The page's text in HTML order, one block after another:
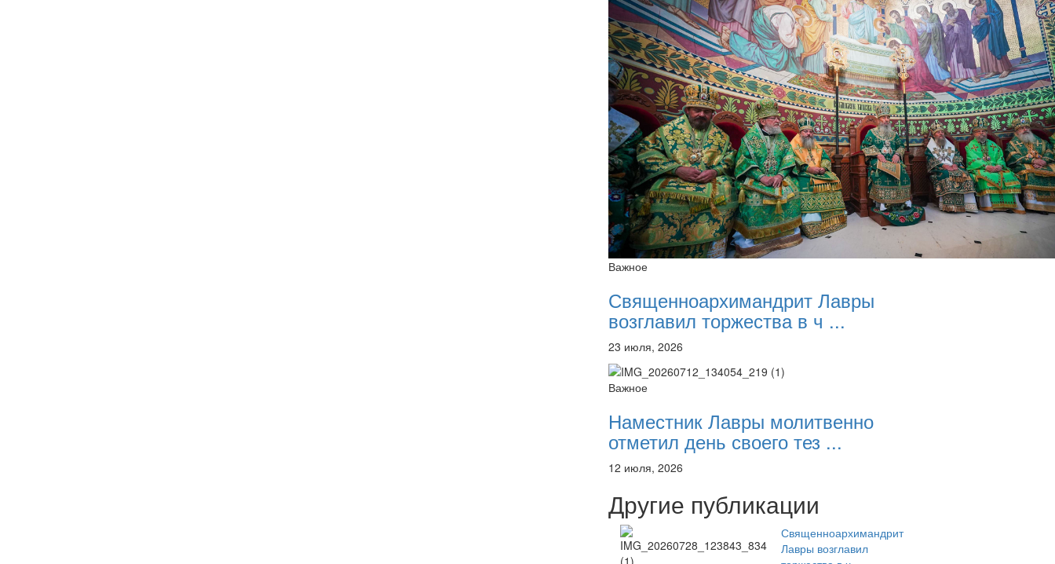
Важное
Священноархимандрит Лавры
возглавил торжества в ч ...
23 июля, 2026
Важное
Наместник Лавры молитвенно
отметил день своего тез ...
12 июля, 2026
Другие публикации
Священноархимандрит
Лавры возглавил